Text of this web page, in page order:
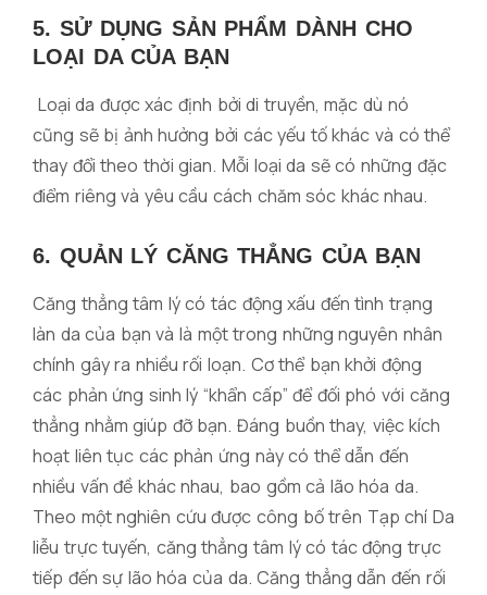
5. SỬ DỤNG SẢN PHẨM DÀNH CHO
LOẠI DA CỦA BẠN
Loại da được xác định bởi di truyền, mặc dù nó
cũng sẽ bị ảnh hưởng bởi các yếu tố khác và có thể
thay đổi theo thời gian. Mỗi loại da sẽ có những đặc
điểm riêng và yêu cầu cách chăm sóc khác nhau.
6. QUẢN LÝ CĂNG THẲNG CỦA BẠN
Căng thẳng tâm lý có tác động xấu đến tình trạng
làn da của bạn và là một trong những nguyên nhân
chính gây ra nhiều rối loạn. Cơ thể bạn khởi động
các phản ứng sinh lý “khẩn cấp” để đối phó với căng
thẳng nhằm giúp đỡ bạn. Đáng buồn thay, việc kích
hoạt liên tục các phản ứng này có thể dẫn đến
nhiều vấn đề khác nhau, bao gồm cả lão hóa da.
Theo một nghiên cứu được công bố trên Tạp chí Da
liễu trực tuyến, căng thẳng tâm lý có tác động trực
tiếp đến sự lão hóa của da. Căng thẳng dẫn đến rối